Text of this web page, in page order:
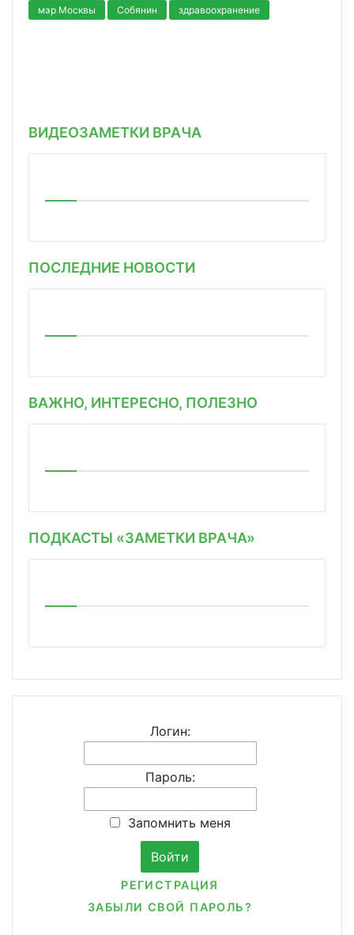
мэр Москвы Собянин здравоохранение
ВИДЕОЗАМЕТКИ ВРАЧА
ПОСЛЕДНИЕ НОВОСТИ
ВАЖНО, ИНТЕРЕСНО, ПОЛЕЗНО
ПОДКАСТЫ «ЗАМЕТКИ ВРАЧА»
Логин:
Пароль:
Запомнить меня
РЕГИСТРАЦИЯ
ЗАБЫЛИ СВОЙ ПАРОЛЬ?